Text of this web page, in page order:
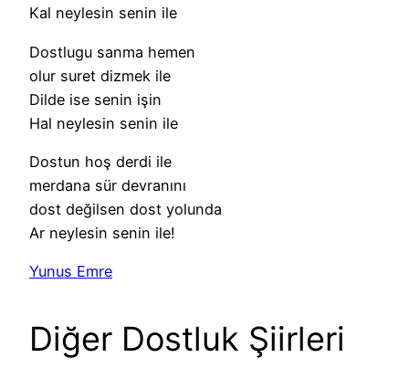
Kal neylesin senin ile
Dostlugu sanma hemen
olur suret dizmek ile
Dilde ise senin işin
Hal neylesin senin ile
Dostun hoş derdi ile
merdana sür devranını
dost değilsen dost yolunda
Ar neylesin senin ile!
Yunus Emre
Diğer Dostluk Şiirleri